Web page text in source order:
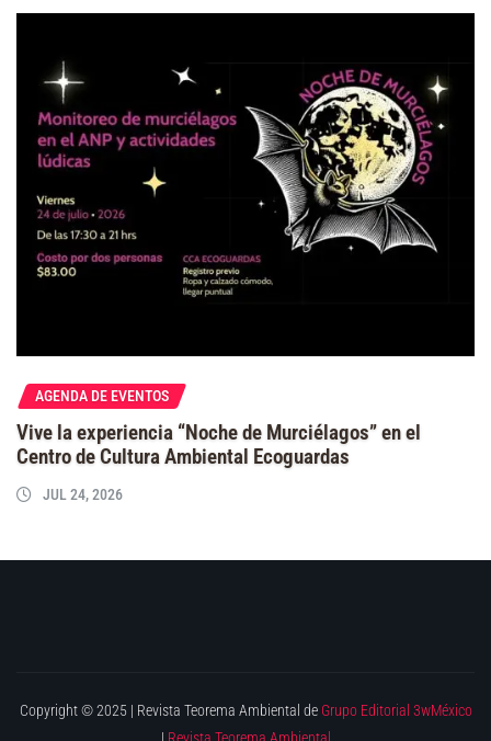
AGENDA DE EVENTOS
Vive la experiencia “Noche de Murciélagos” en el
Centro de Cultura Ambiental Ecoguardas
JUL 24, 2026
Copyright © 2025 | Revista Teorema Ambiental de Grupo Editorial 3wMéxico